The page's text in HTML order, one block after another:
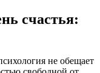
счастья:
не обещает